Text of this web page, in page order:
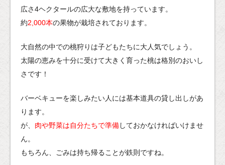
広さ4ヘクタールの広大な敷地を持っています。
約2,000本の果物が栽培されております。
大自然の中での桃狩りは子どもたちに大人気でしょう。
太陽の恵みを十分に受けて大きく育った桃は格別のおいし
さです！
バーベキューを楽しみたい人には基本道具の貸し出しがあ
ります。
が、 肉や野菜は自分たちで準備しておかなければいけませ
ん。
もちろん、ごみは持ち帰ることが鉄則ですね。